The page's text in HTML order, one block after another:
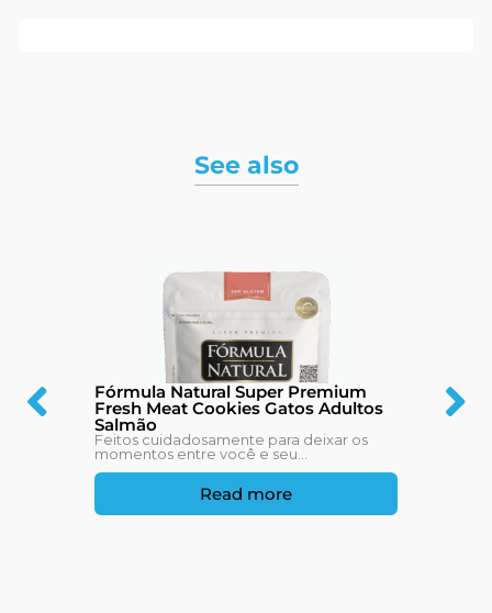
See also
Fórmula Natural Super Premium
Fresh Meat Cookies Gatos Adultos
Salmão
Feitos cuidadosamente para deixar os
momentos entre você e seu...
Read more